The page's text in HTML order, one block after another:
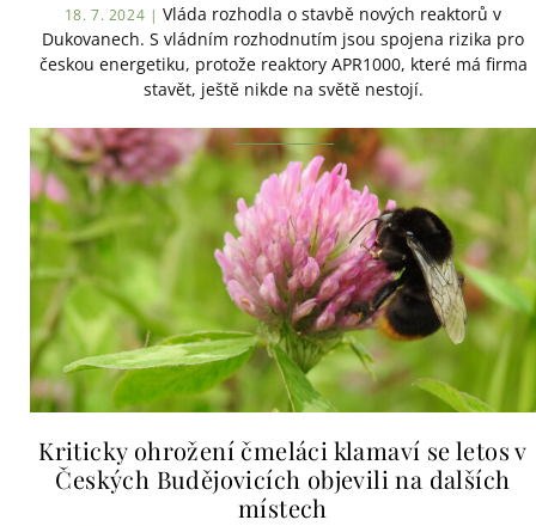
18. 7. 2024 | Vláda rozhodla o stavbě nových reaktorů v
Dukovanech. S vládním rozhodnutím jsou spojena rizika pro
českou energetiku, protože reaktory APR1000, které má firma
stavět, ještě nikde na světě nestojí.
Kriticky ohrožení čmeláci klamaví se letos v
Českých Budějovicích objevili na dalších
místech